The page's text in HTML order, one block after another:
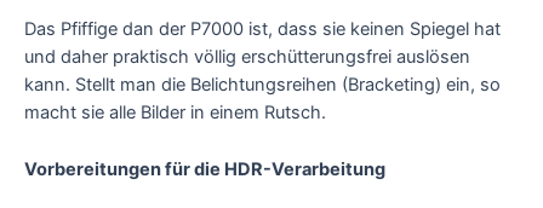
Das Pfiffige dan der P7000 ist, dass sie keinen Spiegel hat
und daher praktisch völlig erschütterungsfrei auslösen
kann. Stellt man die Belichtungsreihen (Bracketing) ein, so
macht sie alle Bilder in einem Rutsch.
Vorbereitungen für die HDR-Verarbeitung